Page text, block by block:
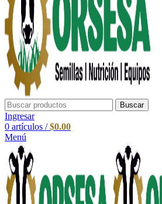
Buscar
Ingresar
0 artículos / $0.00
Menú